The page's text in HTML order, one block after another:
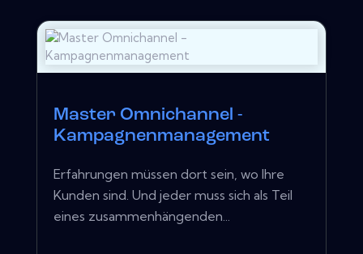
Master Omnichannel -
Kampagnenmanagement
Erfahrungen müssen dort sein, wo Ihre
Kunden sind. Und jeder muss sich als Teil
eines zusammenhängenden...